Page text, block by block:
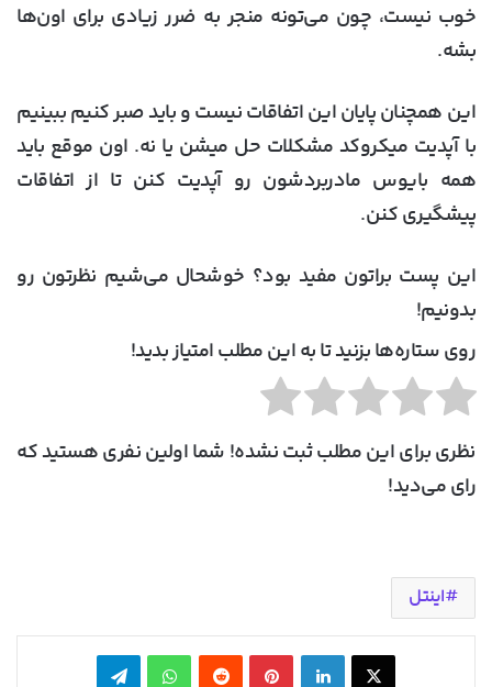
خوب نیست، چون می‌تونه منجر به ضرر زیادی برای اون‌ها
بشه.
این همچنان پایان این اتفاقات نیست و باید صبر کنیم ببینیم
با آپدیت میکروکد مشکلات حل میشن یا نه. اون موقع باید
همه بایوس مادربردشون رو آپدیت کنن تا از اتفاقات
پیشگیری کنن.
این پست براتون مفید بود؟ خوشحال می‌شیم نظرتون رو
بدونیم!
روی ستاره‌ها بزنید تا به این مطلب امتیاز بدید!
نظری برای این مطلب ثبت نشده! شما اولین نفری هستید که
رای می‌دید!
اینتل
X لینکدین ‫پین‌ترست‫رددیت واتس آپ تلگرام